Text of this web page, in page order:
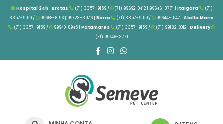
Hospital 24h| Brotas (71) 3357-9159 / (71) 99692-0412 | 99646-3771 | Itaigara
(71)
3357-9159 /
99668-6196 | 99723-3976 | Barra (71) 3357-9159 / 99644-1547 | Stella Maris
(71) 3357-9159 /
99940-8945 | Patamares (71) 3357-9159 / (71) 99132-0012 | Delivery
(71) 99646-3771